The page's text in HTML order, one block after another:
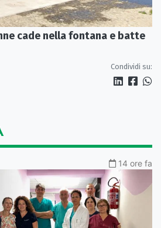
cade nella fontana e batte
Condividi su:
14 ore fa